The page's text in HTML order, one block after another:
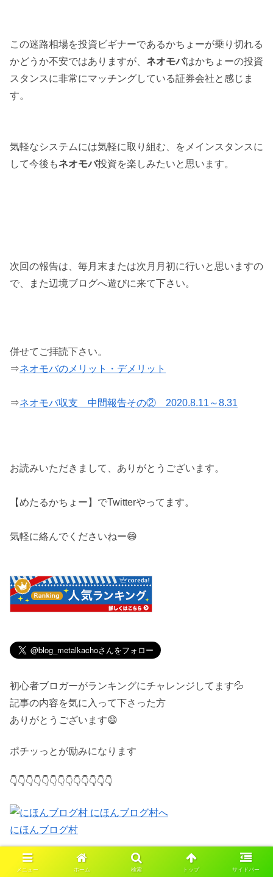
この迷路相場を投資ビギナーであるかちょーが乗り切れる
かどうか不安ではありますが、 ネオモバはかちょーの投資
スタンスに非常にマッチングしている証券会社と感じま
す。
気軽なシステムには気軽に取り組む、をメインスタンスに
して今後もネオモバ投資を楽しみたいと思います。
次回の報告は、毎月末または次月月初に行いと思いますの
で、また辺境ブログへ遊びに来て下さい。
併せてご拝読下さい。
⇒ネオモバのメリット・デメリット
⇒ネオモバ収支 中間報告その② 2020.8.11～8.31
お読みいただきまして、ありがとうございます。
【めたるかちょー】でTwitterやってます。
気軽に絡んでくださいねー😄
初心者ブロガーがランキングにチャレンジしてます💦
記事の内容を気に入って下さった方
ありがとうございます😄
ポチッっとが励みになります
👇👇👇👇👇👇👇👇👇👇👇👇👇
にほんブログ村
IPO投資 ネオモバ
メニュー ホーム 検索 トップ サイドバー